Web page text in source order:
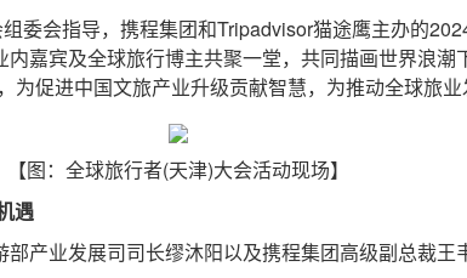
会指导，携程集团和Tripadvisor猫途鹰主办的
嘉宾及全球旅行博主共聚一堂，共同描画世界浪潮
促进中国文旅产业升级贡献智慧，为推动全球旅业
【图：全球旅行者(天津)大会活动现场】
遇
业发展司司长缪沐阳以及携程集团高级副总裁王